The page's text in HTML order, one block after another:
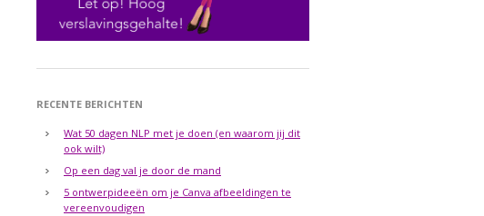
RECENTE BERICHTEN
Wat 50 dagen NLP met je doen (en waarom jij dit
ook wilt)
Op een dag val je door de mand
5 ontwerpideeën om je Canva afbeeldingen te
vereenvoudigen